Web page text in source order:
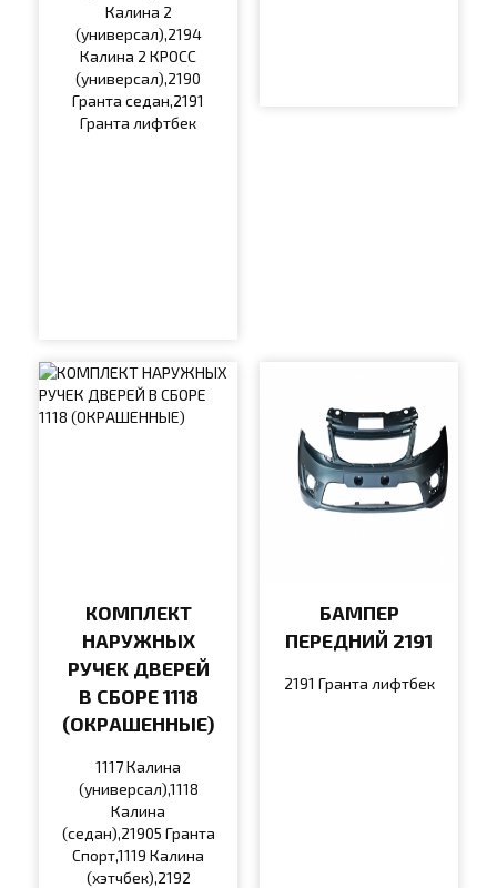
Калина 2
(универсал),2194
Калина 2 КРОСС
(универсал),2190
Гранта седан,2191
Гранта лифтбек
КОМПЛЕКТ
НАРУЖНЫХ
РУЧЕК ДВЕРЕЙ
В СБОРЕ 1118
(ОКРАШЕННЫЕ)
1117 Калина
(универсал),1118
Калина
(седан),21905 Гранта
Спорт,1119 Калина
(хэтчбек),2192
БАМПЕР
ПЕРЕДНИЙ 2191
2191 Гранта лифтбек